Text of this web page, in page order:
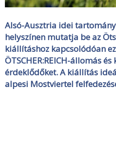
Alsó-Ausztria idei
helyszínen mutatja be az
kiállításhoz kapcsolódóan
ÖTSCHER:REICH-állomás
érdeklődőket. A kiállítás
alpesi Mostviertel